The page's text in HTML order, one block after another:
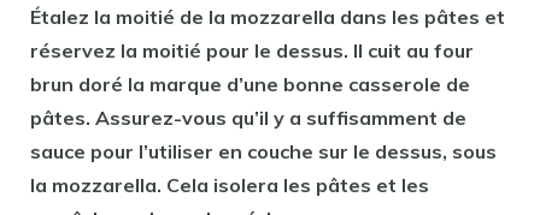
Étalez la moitié de la mozzarella dans les pâtes et
réservez la moitié pour le dessus. Il cuit au four
brun doré la marque d’une bonne casserole de
pâtes. Assurez-vous qu’il y a suffisamment de
sauce pour l’utiliser en couche sur le dessus, sous
la mozzarella. Cela isolera les pâtes et les